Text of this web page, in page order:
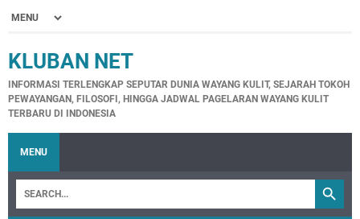
KLUBAN NET
INFORMASI TERLENGKAP SEPUTAR DUNIA WAYANG KULIT, SEJARAH TOKOH
PEWAYANGAN, FILOSOFI, HINGGA JADWAL PAGELARAN WAYANG KULIT
TERBARU DI INDONESIA
MENU